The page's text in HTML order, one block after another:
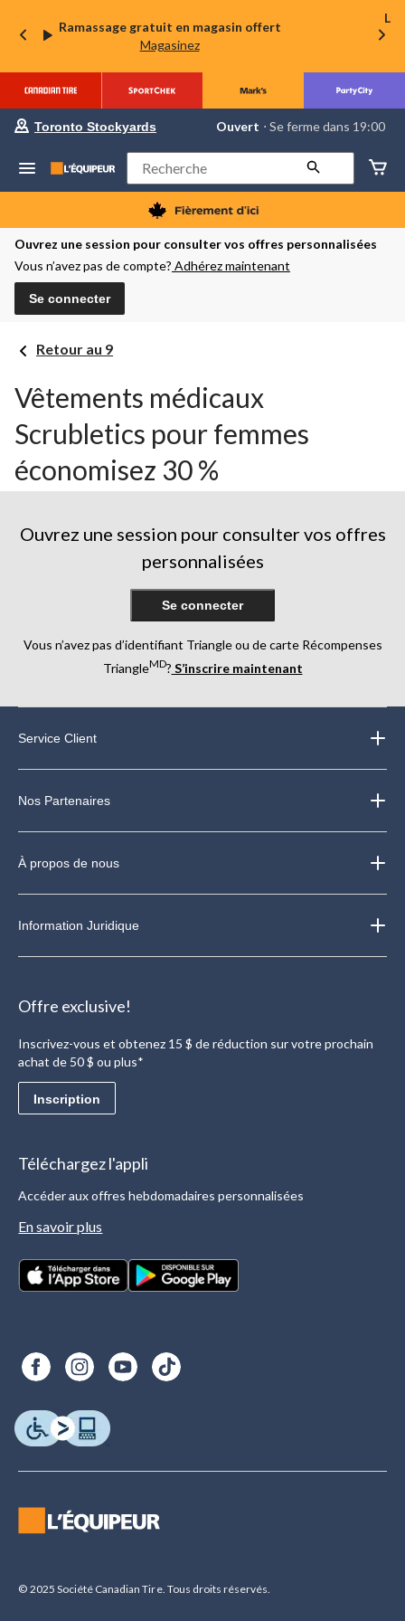
Ramassage gratuit en magasin offert
Magasinez
La
votre
préféré
Toronto
Stockyards,
courament
Ouvert,
Se
dans
Toronto Stockyards Ouvert ⋅ Se ferme dans 19:00
Rechercher
Ouvrez une session pour consulter vos offres personnalisées
Vous n’avez pas de compte? Adhérez maintenant
Se connecter
Retour au 9
Vêtements médicaux
Scrubletics pour femmes
économisez 30 %
Ouvrez une session pour consulter vos offres
personnalisées
Se connecter
Vous n’avez pas d’identifiant Triangle ou de carte Récompenses
TriangleMD? S’inscrire maintenant
Service Client
Nos Partenaires
À propos de nous
Information Juridique
Offre exclusive!
Inscrivez-vous et obtenez 15 $ de réduction sur votre prochain
achat de 50 $ ou plus*
Inscription
Téléchargez l'appli
Accéder aux offres hebdomadaires personnalisées
En savoir plus
© 2025 Société Canadian Tire. Tous droits réservés.